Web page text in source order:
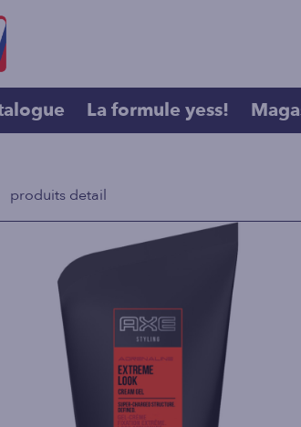
La formule yess!
produits detail